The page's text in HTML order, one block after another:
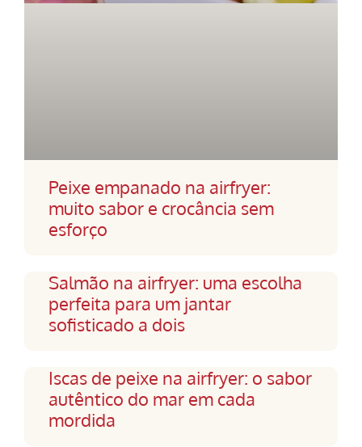
Peixe empanado na airfryer:
muito sabor e crocância sem
esforço
Salmão na airfryer: uma escolha
perfeita para um jantar
sofisticado a dois
Iscas de peixe na airfryer: o sabor
autêntico do mar em cada
mordida